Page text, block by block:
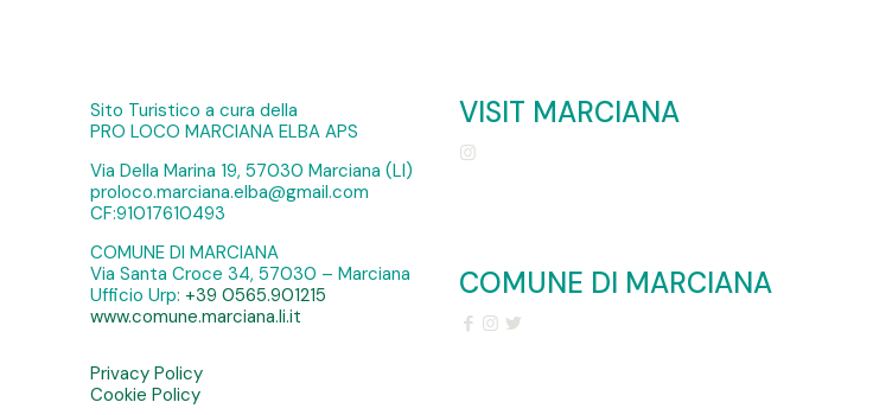
Sito Turistico a cura della
PRO LOCO MARCIANA ELBA APS
Via Della Marina 19, 57030 Marciana (LI)
proloco.marciana.elba@gmail.com
CF:91017610493
COMUNE DI MARCIANA
Via Santa Croce 34, 57030 – Marciana
Ufficio Urp: +39 0565.901215
www.comune.marciana.li.it
Privacy Policy
Cookie Policy
VISIT MARCIANA
COMUNE DI MARCIANA